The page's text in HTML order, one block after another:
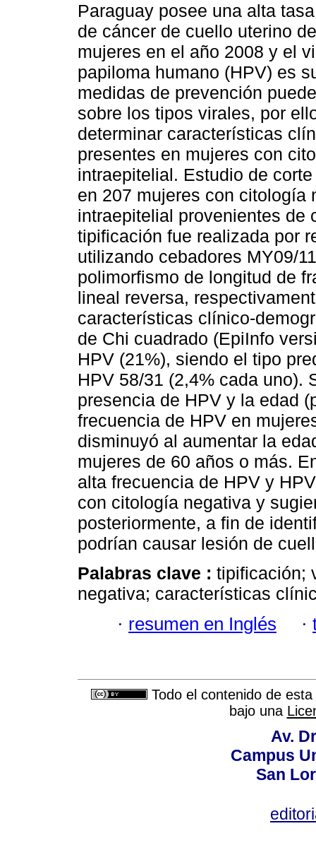
Paraguay posee una alta
de cáncer de cuello uterino
mujeres en el año 2008 y el
papiloma humano (HPV) es
medidas de prevención
sobre los tipos virales, por
determinar características
presentes en mujeres con
intraepitelial. Estudio de
en 207 mujeres con citología
intraepitelial provenientes de
tipificación fue realizada por
utilizando cebadores MY09/
polimorfismo de longitud de
lineal reversa,
características clínico-
de Chi cuadrado (EpiInfo
HPV (21%), siendo el tipo
HPV 58/31 (2,4% cada uno).
presencia de HPV y la edad
frecuencia de HPV en
disminuyó al aumentar la
mujeres de 60 años o más.
alta frecuencia de HPV y
con citología negativa y
posteriormente, a fin de
podrían causar lesión de
Palabras clave : tipificación;
negativa; características
· resumen en Inglés ·
Todo el contenido de
bajo una
Av.
Campus
San